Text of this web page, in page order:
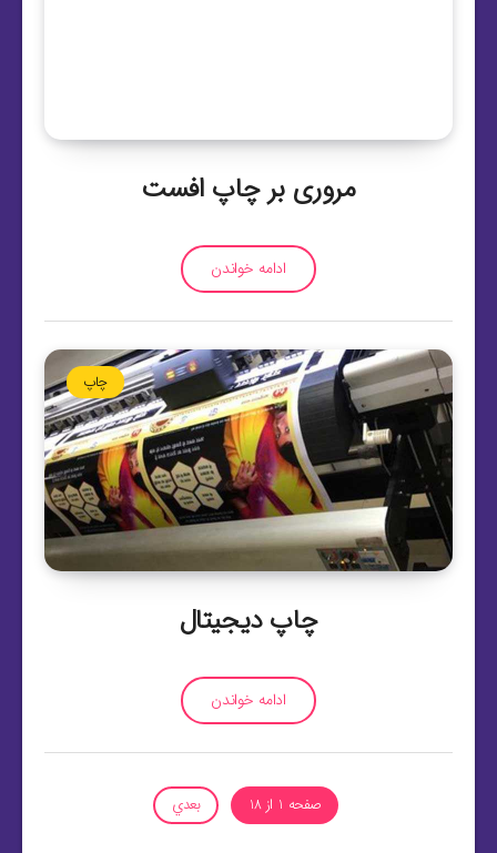
مروری بر چاپ افست
ادامه خواندن
چاپ
چاپ دیجیتال
ادامه خواندن
صفحه 1 از 18 بعدي